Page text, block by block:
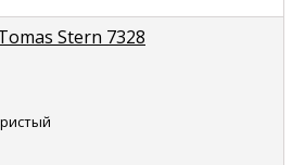
Stern 7328